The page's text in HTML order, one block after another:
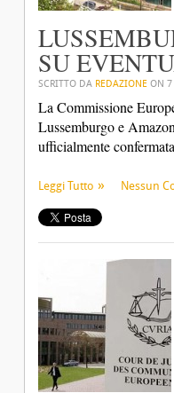
SU
SCRITTO DA REDAZIONE ON 7
La Commissione
Lussemburgo e
ufficialmente
Leggi Tutto Nessun